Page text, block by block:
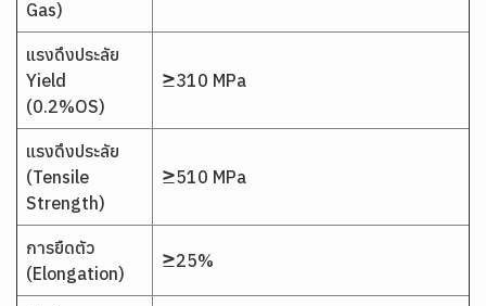
Gas)
แรงดึงประลัย
Yield
(0.2%OS)
≥310 MPa
แรงดึงประลัย
(Tensile
Strength)
≥510 MPa
การยืดตัว
(Elongation)
≥25%